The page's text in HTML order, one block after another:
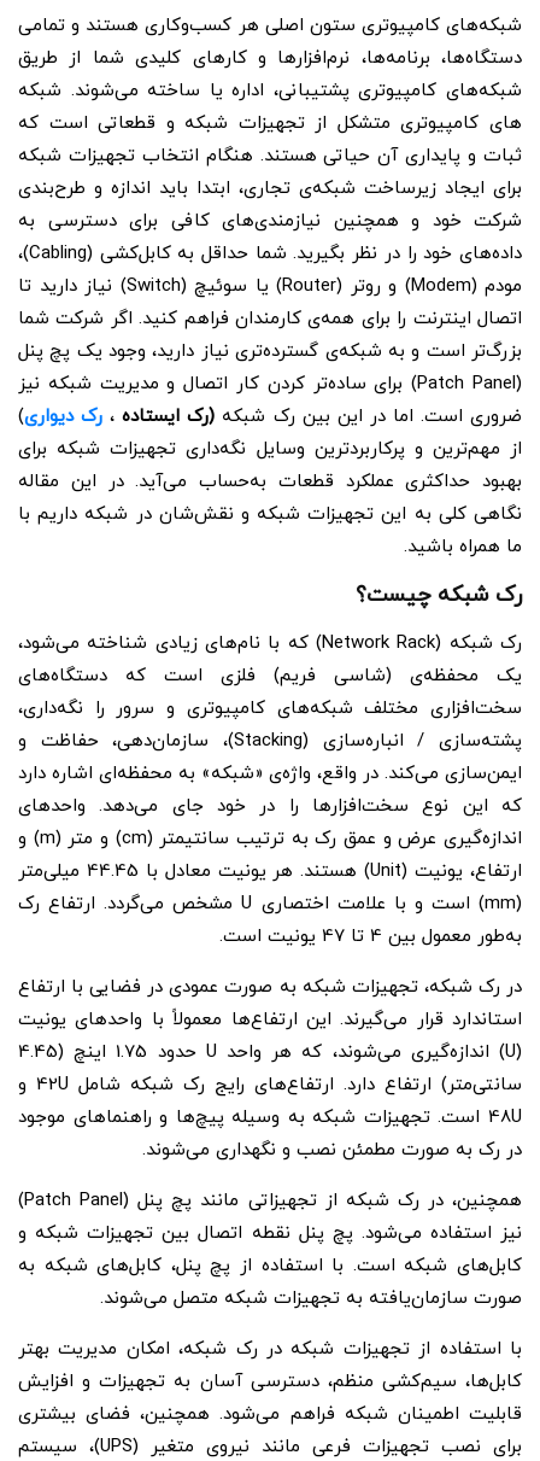
شبکه‌های کامپیوتری ستون اصلی هر کسب‌و‌کاری هستند و تمامی
دستگاه‌ها، برنامه‌ها، نرم‌افزارها و کارهای کلیدی شما از طریق
شبکه‌های کامپیوتری پشتیبانی، اداره یا ساخته می‌شوند. شبکه
های کامپیوتری متشکل از تجهیزات شبکه و قطعاتی است که
ثبات و پایداری آن حیاتی هستند. هنگام انتخاب تجهیزات شبکه
برای ایجاد زیرساخت شبکه‌ی تجاری، ابتدا باید اندازه و طرح‌بندی
شرکت خود و همچنین نیازمندی‌های کافی برای دسترسی به
داده‌های خود را در نظر بگیرید. شما حداقل به کابل‌کشی (Cabling)،
مودم (Modem) و روتر (Router) یا سوئیچ (Switch) نیاز دارید تا
اتصال اینترنت را برای همه‌ی کارمندان فراهم کنید. اگر شرکت شما
بزرگ‌تر است و به شبکه‌ی گسترده‌تری نیاز دارید، وجود یک پچ پنل
(Patch Panel) برای ساده‌تر کردن کار اتصال و مدیریت شبکه نیز
ضروری است. اما در این بین رک شبکه (رک ایستاده، رک دیواری)
از مهم‌ترین و پرکاربردترین وسایل نگه‌داری تجهیزات شبکه برای
بهبود حداکثری عملکرد قطعات به‌حساب می‌آید. در این مقاله
نگاهی کلی به این تجهیزات شبکه و نقش‌شان در شبکه داریم با
ما همراه باشید.
رک شبکه چیست؟
رک شبکه (Network Rack) که با نام‌های زیادی شناخته می‌شود،
یک محفظه‌ی (شاسی فریم) فلزی است که دستگاه‌های
سخت‌افزاری مختلف شبکه‌های کامپیوتری و سرور را نگه‌داری،
پشته‌سازی / انباره‌سازی (Stacking)، سازمان‌دهی، حفاظت و
ایمن‌سازی می‌کند. در واقع، واژه‌ی «شبکه» به محفظه‌ای اشاره دارد
که این نوع سخت‌افزارها را در خود جای می‌دهد. واحد‌های
اندازه‌گیری عرض و عمق رک به ترتیب سانتیمتر (cm) و متر (m) و
ارتفاع، یونیت (Unit) هستند. هر یونیت معادل با 44.45 میلی‌متر
(mm) است و با علامت اختصاری U مشخص می‌گردد. ارتفاع رک
به‌طور معمول بین 4 تا 47 یونیت است.
در رک شبکه، تجهیزات شبکه به صورت عمودی در فضایی با ارتفاع
استاندارد قرار می‌گیرند. این ارتفاع‌ها معمولاً با واحدهای یونیت
(U) اندازه‌گیری می‌شوند، که هر واحد U حدود 1.75 اینچ (4.45
سانتی‌متر) ارتفاع دارد. ارتفاع‌های رایج رک شبکه شامل 42U و
48U است. تجهیزات شبکه به وسیله پیچ‌ها و راهنماهای موجود
در رک به صورت مطمئن نصب و نگهداری می‌شوند.
همچنین، در رک شبکه از تجهیزاتی مانند پچ پنل (Patch Panel)
نیز استفاده می‌شود. پچ پنل نقطه اتصال بین تجهیزات شبکه و
کابل‌های شبکه است. با استفاده از پچ پنل، کابل‌های شبکه به
صورت سازمان‌یافته به تجهیزات شبکه متصل می‌شوند.
با استفاده از تجهیزات شبکه در رک شبکه، امکان مدیریت بهتر
کابل‌ها، سیم‌کشی منظم، دسترسی آسان به تجهیزات و افزایش
قابلیت اطمینان شبکه فراهم می‌شود. همچنین، فضای بیشتری
برای نصب تجهیزات فرعی مانند نیروی متغیر (UPS)، سیستم